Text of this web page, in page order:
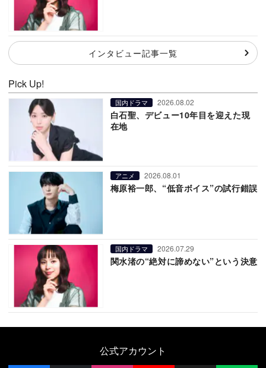
インタビュー記事一覧
Pick Up!
国内ドラマ 2026.08.02
白石聖、デビュー10年目を迎えた現
在地
アニメ 2026.08.01
梅原裕一郎、“低音ボイス”の試行錯誤
国内ドラマ 2026.07.29
関水渚の“絶対に諦めない”という決意
公式アカウント